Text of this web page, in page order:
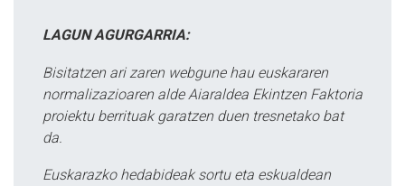
LAGUN AGURGARRIA:
Bisitatzen ari zaren webgune hau euskararen
normalizazioaren alde Aiaraldea Ekintzen Faktoria
proiektu berrituak garatzen duen tresnetako bat
da.
Euskarazko hedabideak sortu eta eskualdean